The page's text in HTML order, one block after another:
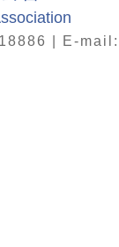
| E-mail: